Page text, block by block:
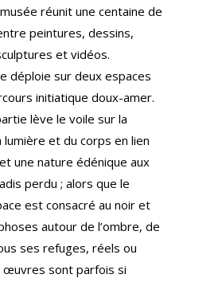
réunit une centaine de
peintures, dessins,
et vidéos.
déploie sur deux espaces
initiatique doux-amer.
lève le voile sur la
lumière et du corps en lien
une nature édénique aux
perdu ; alors que le
est consacré au noir et
autour de l’ombre, de
ses refuges, réels ou
œuvres sont parfois si